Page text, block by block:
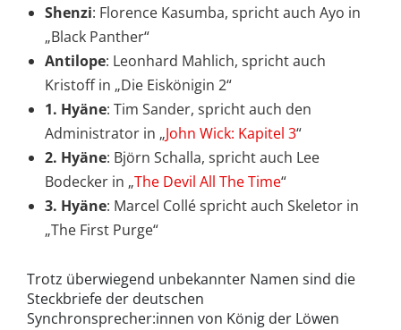
Shenzi: Florence Kasumba, spricht auch Ayo in
„Black Panther“
Antilope: Leonhard Mahlich, spricht auch
Kristoff in „Die Eiskönigin 2“
1. Hyäne: Tim Sander, spricht auch den
Administrator in „John Wick: Kapitel 3“
2. Hyäne: Björn Schalla, spricht auch Lee
Bodecker in „The Devil All The Time“
3. Hyäne: Marcel Collé spricht auch Skeletor in
„The First Purge“
Trotz überwiegend unbekannter Namen sind die
Steckbriefe der deutschen
Synchronsprecher:innen von König der Löwen